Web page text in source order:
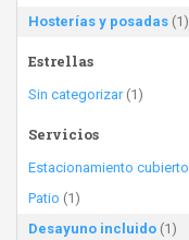
Hosterías y posadas (1)
Estrellas
Sin categorizar(1)
Servicios
Estacionamiento cubierto
Patio (1)
Desayuno incluido (1)